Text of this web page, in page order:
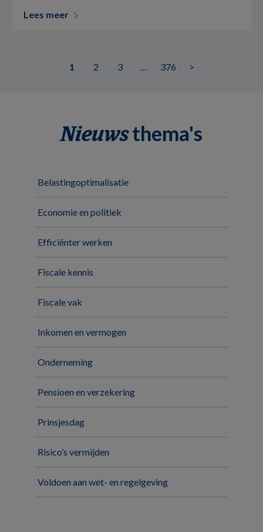
Lees meer
1 2 3 … 376 >
Nieuwsthema's
Belastingoptimalisatie
Economie en politiek
Efficiënter werken
Fiscale kennis
Fiscale vak
Inkomen en vermogen
Onderneming
Pensioen en verzekering
Prinsjesdag
Risico’s vermijden
Voldoen aan wet- en regelgeving